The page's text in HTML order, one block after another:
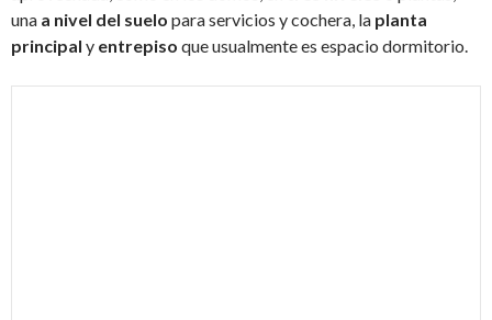
una a nivel del suelo para servicios y cochera, la planta
principal y entrepiso que usualmente es espacio dormitorio.